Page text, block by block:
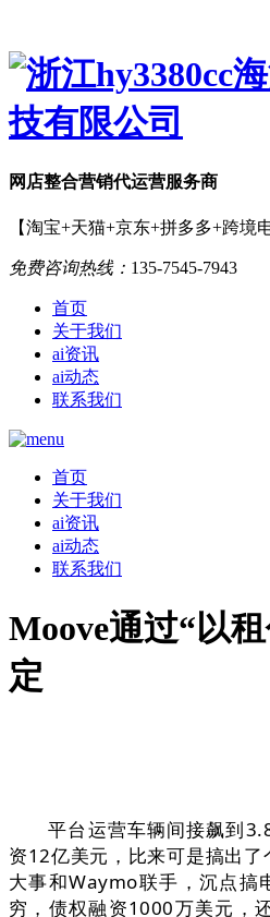
网店整合营销代运营服务商
【淘宝+天猫+京东+拼多多+跨境
免费咨询热线： 135-7545-7943
首页
关于我们
ai资讯
ai动态
联系我们
首页
关于我们
ai资讯
ai动态
联系我们
Moove通过“以
定
平台运营车辆间接飙到
资12亿美元，比来可是搞出
大事和Waymo联手，沉点搞
穷，债权融资1000万美元，